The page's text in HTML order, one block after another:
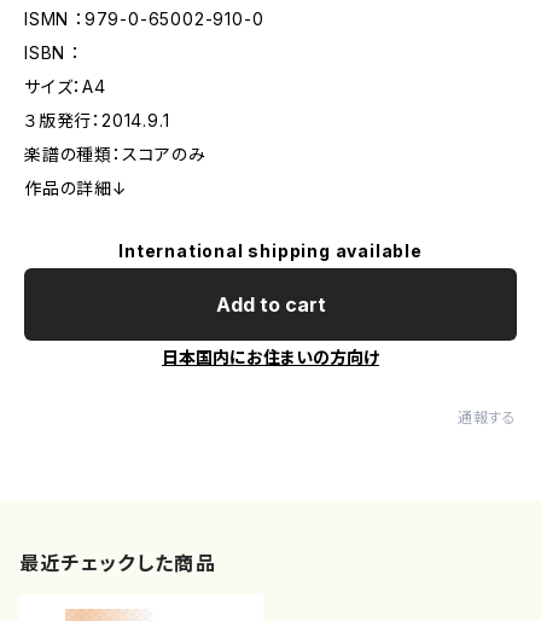
ISMN ：979-0-65002-910-0
ISBN ：
サイズ：A4
３版発行：2014.9.1
楽譜の種類：スコアのみ
作品の詳細↓
International shipping available
Add to cart
日本国内にお住まいの方向け
通報する
最近チェックした商品